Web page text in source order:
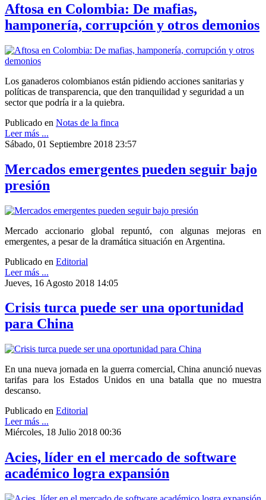
Aftosa en Colombia: De mafias,
hamponería, corrupción y otros demonios
Los ganaderos colombianos están pidiendo acciones sanitarias y
políticas de transparencia, que den tranquilidad y seguridad a un
sector que podría ir a la quiebra.
Publicado en Notas de la finca
Leer más ...
Sábado, 01 Septiembre 2018 23:57
Mercados emergentes pueden seguir bajo
presión
Mercado accionario global repuntó, con algunas mejoras en
emergentes, a pesar de la dramática situación en Argentina.
Publicado en Editorial
Leer más ...
Jueves, 16 Agosto 2018 14:05
Crisis turca puede ser una oportunidad
para China
En una nueva jornada en la guerra comercial, China anunció nuevas
tarifas para los Estados Unidos en una batalla que no muestra
descanso.
Publicado en Editorial
Leer más ...
Miércoles, 18 Julio 2018 00:36
Acies, líder en el mercado de software
académico logra expansión